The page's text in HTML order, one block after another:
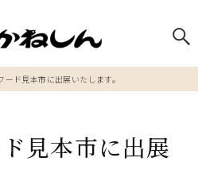
ード見本市に出展いたします。
見本市に出展